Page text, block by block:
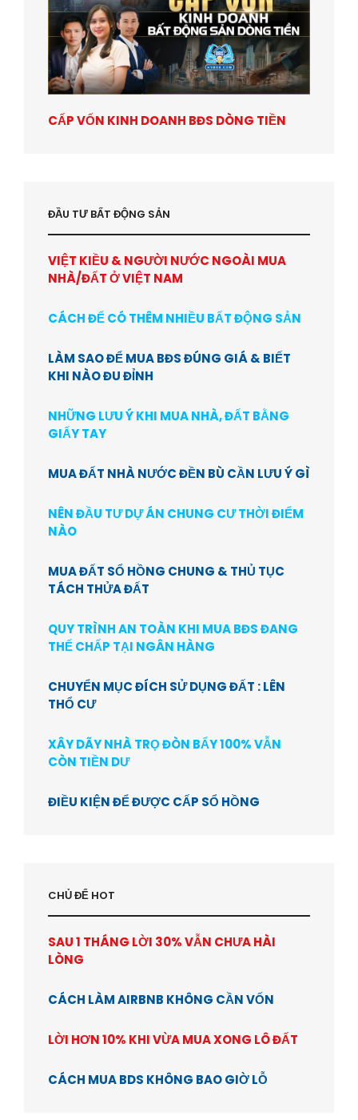
CẤP VỐN KINH DOANH BĐS DÒNG TIỀN
ĐẦU TƯ BẤT ĐỘNG SẢN
VIỆT KIỀU & NGƯỜI NƯỚC NGOÀI MUA
NHÀ/ĐẤT Ở VIỆT NAM
CÁCH ĐỂ CÓ THÊM NHIỀU BẤT ĐỘNG SẢN
LÀM SAO ĐỂ MUA BĐS ĐÚNG GIÁ & BIẾT
KHI NÀO ĐU ĐỈNH
NHỮNG LƯU Ý KHI MUA NHÀ, ĐẤT BẰNG
GIẤY TAY
MUA ĐẤT NHÀ NƯỚC ĐỀN BÙ CẦN LƯU Ý GÌ
NÊN ĐẦU TƯ DỰ ÁN CHUNG CƯ THỜI ĐIỂM
NÀO
MUA ĐẤT SỔ HỒNG CHUNG & THỦ TỤC
TÁCH THỬA ĐẤT
QUY TRÌNH AN TOÀN KHI MUA BĐS ĐANG
THẾ CHẤP TẠI NGÂN HÀNG
CHUYỂN MỤC ĐÍCH SỬ DỤNG ĐẤT : LÊN
THỔ CƯ
XÂY DÃY NHÀ TRỌ ĐÒN BẨY 100% VẪN
CÒN TIỀN DƯ
ĐIỀU KIỆN ĐỂ ĐƯỢC CẤP SỔ HỒNG
CHỦ ĐỂ HOT
SAU 1 THÁNG LỜI 30% VẪN CHƯA HÀI
LÒNG
CÁCH LÀM AIRBNB KHÔNG CẦN VỐN
LỜI HƠN 10% KHI VỪA MUA XONG LÔ ĐẤT
CÁCH MUA BDS KHÔNG BAO GIỜ LỖ